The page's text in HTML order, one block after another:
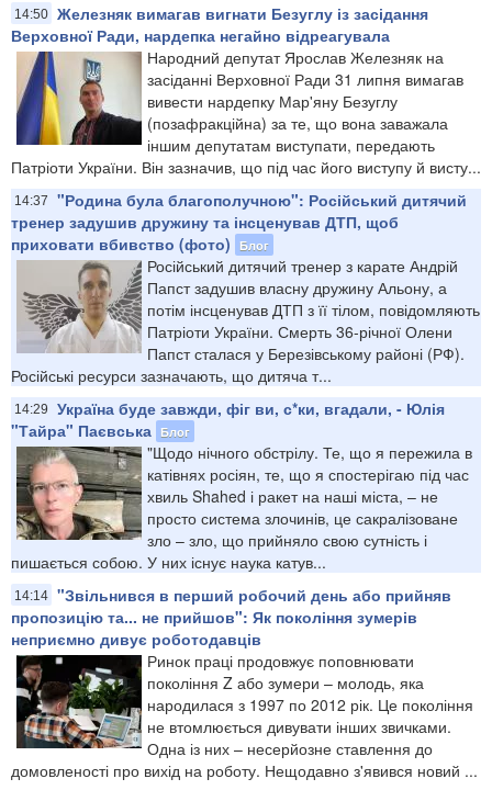
14:50 Железняк вимагав вигнати Безуглу із засідання
Верховної Ради, нардепка негайно відреагувала
Народний депутат Ярослав Железняк на
засіданні Верховної Ради 31 липня вимагав
вивести нардепку Мар'яну Безуглу
(позафракційна) за те, що вона заважала
іншим депутатам виступати, передають
Патріоти України. Він зазначив, що під час його виступу й висту...
14:37
"Родина була благополучною": Російський дитячий
тренер задушив дружину та інсценував ДТП, щоб
приховати вбивство (фото)
Блог
Російський дитячий тренер з карате Андрій
Папст задушив власну дружину Альону, а
потім інсценував ДТП з її тілом, повідомляють
Патріоти України. Смерть 36-річної Олени
Папст сталася у Березівському районі (РФ).
Російські ресурси зазначають, що дитяча т...
14:29
Україна буде завжди, фіг ви, с*ки, вгадали, - Юлія
"Тайра" Паєвська Блог
"Щодо нічного обстрілу. Те, що я пережила в
катівнях росіян, те, що я спостерігаю під час
хвиль Shahed і ракет на наші міста, – не
просто система злочинів, це сакралізоване
зло – зло, що прийняло свою сутність і
пишається собою. У них існує наука катув...
14:14 "Звільнився в перший робочий день або прийняв
пропозицію та... не прийшов": Як покоління зумерів
неприємно дивує роботодавців
Ринок праці продовжує поповнювати
покоління Z або зумери – молодь, яка
народилася з 1997 по 2012 рік. Це покоління
не втомлюється дивувати інших звичками.
Одна із них – несерйозне ставлення до
домовленості про вихід на роботу. Нещодавно з'явився новий ...